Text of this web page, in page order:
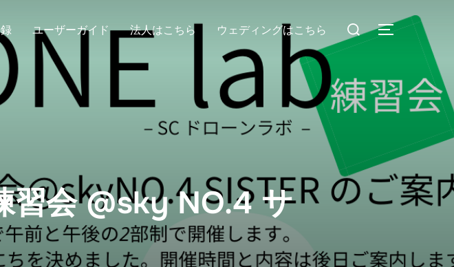
ユーザーガイド 法人はこちら ウェディングはこちら
習会 @sky NO.4 サ